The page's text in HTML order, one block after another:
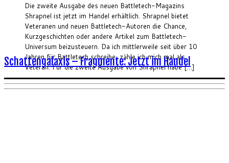
Die zweite Ausgabe des neuen Battletech-Magazins
Shrapnel ist jetzt im Handel erhältlich. Shrapnel bietet
Veteranen und neuen Battletech-Autoren die Chance,
Kurzgeschichten oder andere Artikel zum Battletech-
Universum beizusteuern. Da ich mittlerweile seit über 10
Jahren für Battletech schreibe, zähle ich mich mal als
Veteran. Für die zweite Ausgabe von Shrapnel habe […]
Schattengalaxis – Fragmente: Jetzt im Handel